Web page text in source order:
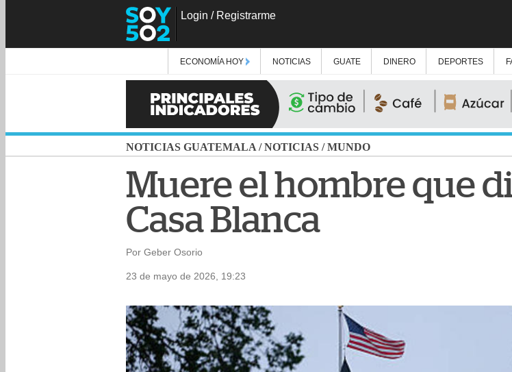
Login / Registrarme
ECONOMÍA HOY NOTICIAS GUATE DINERO DEPORTES
NOTICIAS GUATEMALA /NOTICIAS /MUNDO
Muere el hombre que
Casa Blanca
Por Geber Osorio
23 de mayo de 2026, 19:23